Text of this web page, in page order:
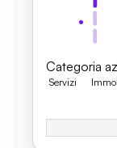
Categoria
Servizi